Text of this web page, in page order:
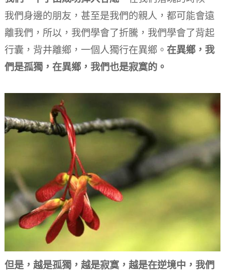
我們身邊的朋友，甚至是我們的親人，都可能會遠
離我們，所以，我們學會了折騰，我們學會了背起
行囊，背井離鄉，一個人獨行在異鄉。 在異鄉，我
們是孤獨，在異鄉，我們也是寂寞的。
但是，越是孤獨，越是寂寞，越是在逆境中，我們